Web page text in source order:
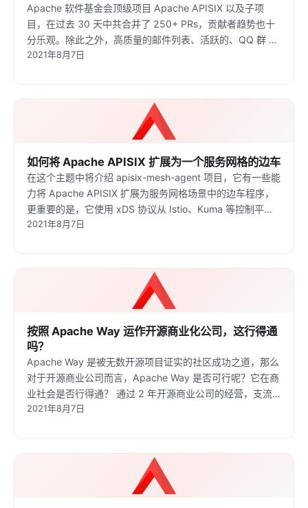
Apache 软件基金会顶级项目 Apache APISIX 以及子项
目，在过去 30 天中共合并了 250+ PRs，贡献者趋势也十
分乐观。除此之外，高质量的邮件列表、活跃的、QQ 群 与
GitHub 也吸引众多社区的关注。作为 Apache APISIX
2021年8月7日
如何将 Apache APISIX 扩展为一个服务网格的边车
在这个主题中将介绍 apisix-mesh-agent 项目，它有一些能
力将 Apache APISIX 扩展为服务网格场景中的边车程序，
更重要的是，它使用 xDS 协议从 Istio、Kuma 等控制平面
获取配置。之后，我将介绍关于在服务网中使用 Apache
2021年8月7日
按照 Apache Way 运作开源商业化公司，这行得通
吗？
Apache Way 是被无数开源项目证实的社区成功之道，那么
对于开源商业公司而言，Apache Way 是否可行呢？它在商
业社会是否行得通？ 通过 2 年开源商业公司的经营，支流
科技希望用公司的切身经历来回答这个问题。
2021年8月7日